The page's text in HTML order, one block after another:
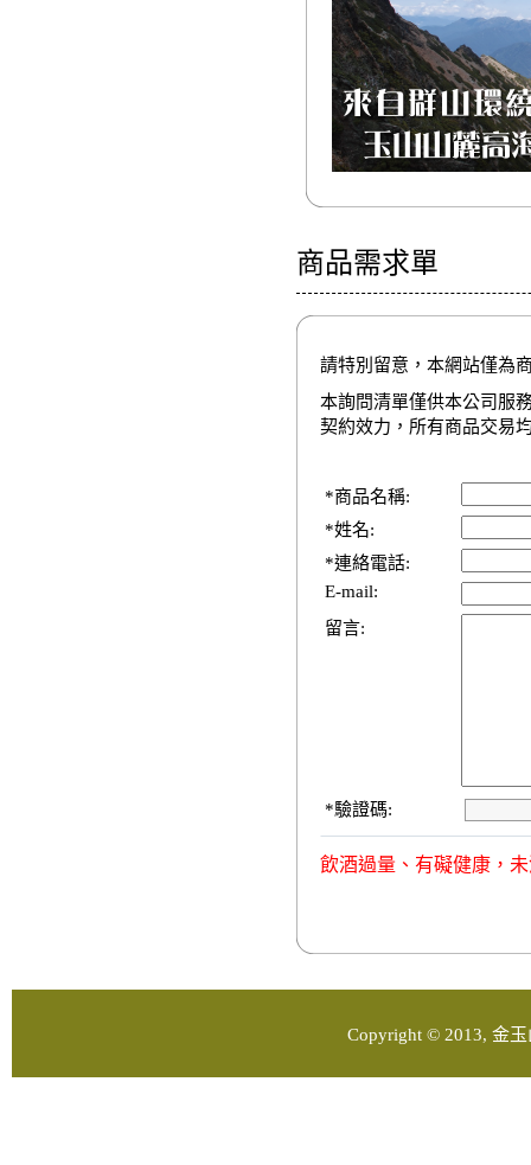
商品需求單
請特別留意，本網站僅為
本詢問清單僅供本公司服
契約效力，所有商品交易
*商品名稱:
*姓名:
*連絡電話:
E-mail:
留言:
*驗證碼:
飲酒過量、有礙健康，
Copyright © 2013, 金